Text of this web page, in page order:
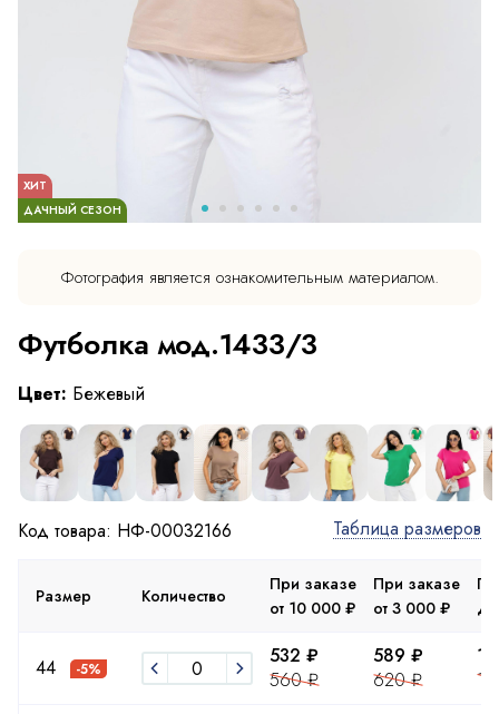
ДАЧНЫЙ СЕЗОН
ХИТ
Фотография является ознакомительным материалом.
Футболка мод.1433/3
Цвет: Бежевый
Код товара: НФ-00032166 Таблица размеров
Размер Количество
При заказе
от 10 000 ₽
При заказе
от 3 000 ₽
44 -5%
532 ₽
560 ₽
589 ₽
620 ₽